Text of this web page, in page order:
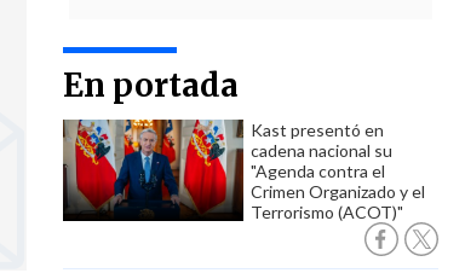
En portada
Kast presentó en
cadena nacional su
"Agenda contra el
Crimen Organizado y el
Terrorismo (ACOT)"